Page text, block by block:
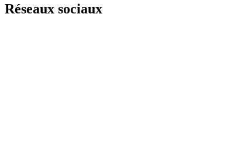
Réseaux sociaux